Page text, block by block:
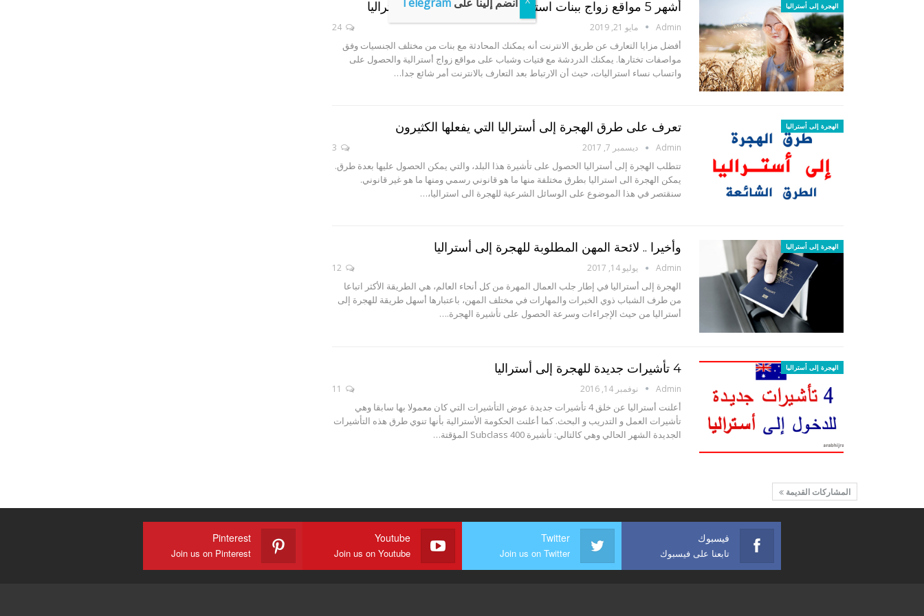
الهجرة إلى أستراليا أشهر 5 مواقع زواج ببنات استراليات – تعارف مع فتيات استراليا
Admin مايو 21, 2019 24
أفضل مزايا التعارف عن طريق الانترنت أنه يمكنك المحادثة مع بنات من مختلف الجنسيات وفق
مواصفات تختارها. يمكنك الدردشة مع فتيات وشباب على مواقع زواج أسترالية والحصول على
واتساب نساء استراليات، حيث أن الارتباط بعد التعارف بالانترنت أمر شائع جدا…
الهجرة إلى أستراليا تعرف على طرق الهجرة إلى أستراليا التي يفعلها الكثيرون
Admin ديسمبر 7, 2017
تتطلب الهجرة إلى أستراليا الحصول على تأشيرة هذا البلد، والتي يمكن الحصول عليها بعدة طرق.
يمكن الهجرة الى استراليا بطرق مختلفة منها ما هو قانوني رسمي ومنها ما هو غير قانوني.
سنقتصر في هذا الموضوع على الوسائل الشرعية للهجرة الى استراليا،…
الهجرة إلى أستراليا وأخيرا .. لائحة المهن المطلوبة للهجرة إلى أستراليا
Admin يوليو 14, 2017
الهجرة إلى أستراليا في إطار جلب العمال المهرة من كل أنحاء العالم، هي الطريقة الأكثر اتباعا
من طرف الشباب ذوي الخبرات والمهارات في مختلف المهن، باعتبارها أسهل طريقة للهجرة إلى
أستراليا من حيث الإجراءات وسرعة الحصول على تأشيرة الهجرة.…
الهجرة إلى أستراليا 4 تأشيرات جديدة للهجرة إلى أستراليا
Admin نوفمبر 14, 2016
أعلنت أستراليا عن خلق 4 تأشيرات جديدة عوض التأشيرات التي كان معمولا بها سابقا وهي
تأشيرات العمل و التدريب و البحث. كما أعلنت الحكومة الأسترالية بأنها تنوي طرق هذه التأشيرات
الجديدة الشهر الحالي وهي كالتالي: تأشيرة Subclass 400 المؤقتة…
المشاركات القديمة
فيسبوك
تابعنا على فيسبوك
Twitter
Join us on Twitter
Youtube
Join us on Youtube
Pinterest
Join us on Pinterest